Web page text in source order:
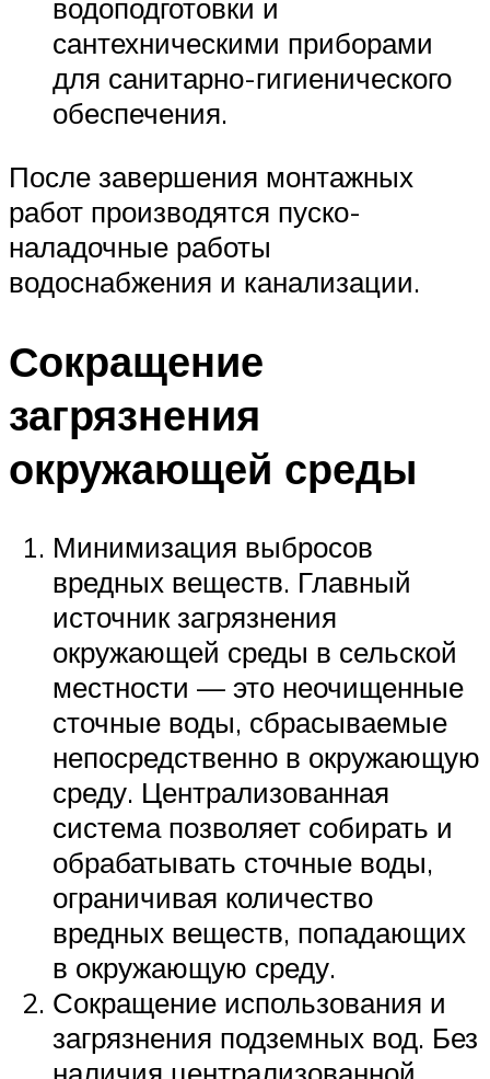
водоподготовки и
сантехническими приборами
для санитарно-гигиенического
обеспечения.
После завершения монтажных
работ производятся пуско-
наладочные работы
водоснабжения и канализации.
Сокращение
загрязнения
окружающей среды
Минимизация выбросов
вредных веществ. Главный
источник загрязнения
окружающей среды в сельской
местности — это неочищенные
сточные воды, сбрасываемые
непосредственно в окружающую
среду. Централизованная
система позволяет собирать и
обрабатывать сточные воды,
ограничивая количество
вредных веществ, попадающих
в окружающую среду.
Сокращение использования и
загрязнения подземных вод. Без